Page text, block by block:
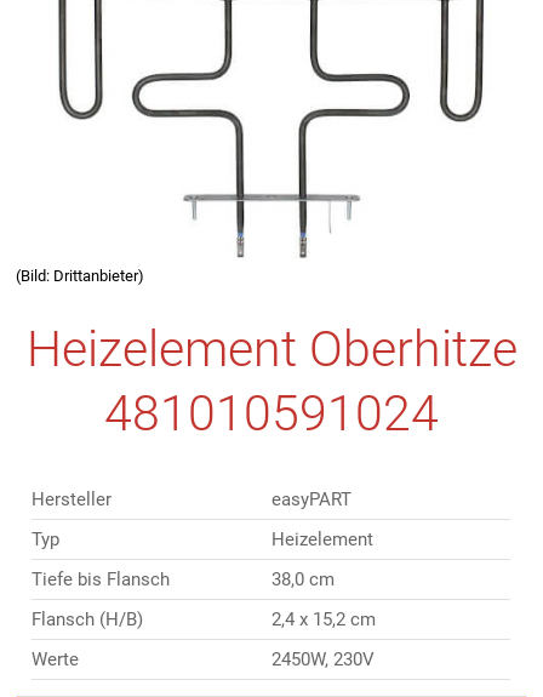
(Bild: Drittanbieter)
Heizelement Oberhitze
481010591024
Hersteller
easyPART
Typ
Heizelement
Tiefe bis Flansch
38,0 cm
Flansch (H/B)
2,4 x 15,2 cm
Werte
2450W, 230V